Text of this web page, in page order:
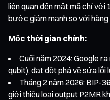
liên quan đến mật mã chỉ
bước giảm mạnh so với
Mốc thời gian chính:
Cuối năm 2024: Google
qubit), đạt đột phá về sửa
Tháng 2 năm 2026: BIP-
giới thiệu loại output P2MR